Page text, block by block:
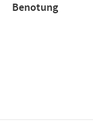
Benotung